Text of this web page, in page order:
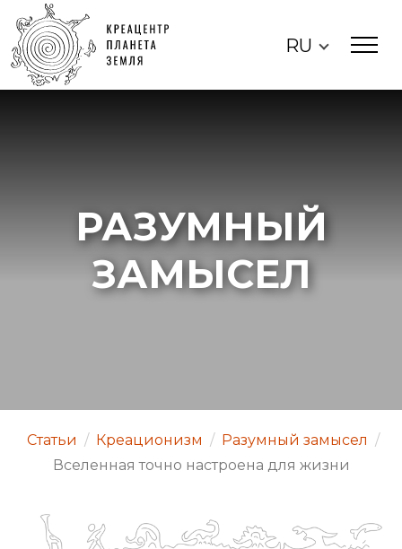
RU
РАЗУМНЫЙ
ЗАМЫСЕЛ
Статьи / Креационизм / Разумный замысел /
Вселенная точно настроена для жизни